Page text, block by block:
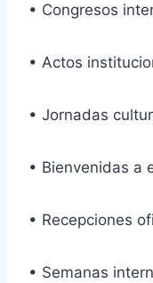
• Congresos
• Actos
• Jornadas
• Bienvenidas a
• Recepciones
• Semanas